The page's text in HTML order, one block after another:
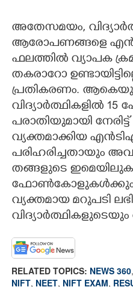
അതേസമയം,
ആരോപണങ്ങളെ
ഫലത്തിൽ വ്യാപക
തകരാറോ
പ്രതികരണം.
വിദ്യാർത്ഥികളിൽ 15
പരാതിയുമായി
വ്യക്തമാക്കിയ
പരിഹരിച്ചതായും
തങ്ങളുടെ
ഫോൺകോളുകൾക്കും
വ്യക്തമായ മറുപടി
RELATED TOPICS: NEWS 360,
NIFT, NEET, NIFT EXAM,